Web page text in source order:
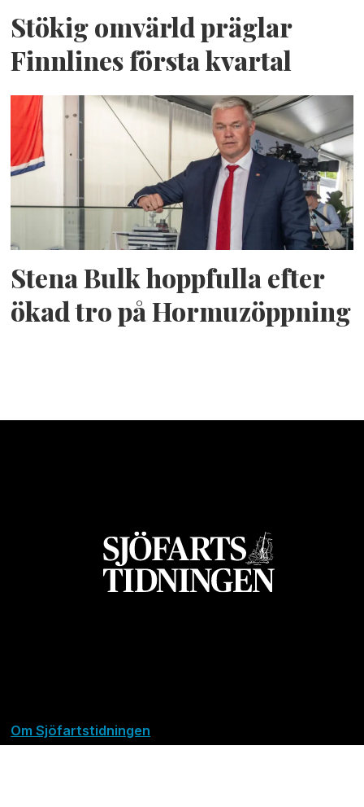
Stökig omvärld präglar
Finnlines första kvartal
Stena Bulk hoppfulla efter
ökad tro på Hormuzöppning
Om Sjöfartstidningen